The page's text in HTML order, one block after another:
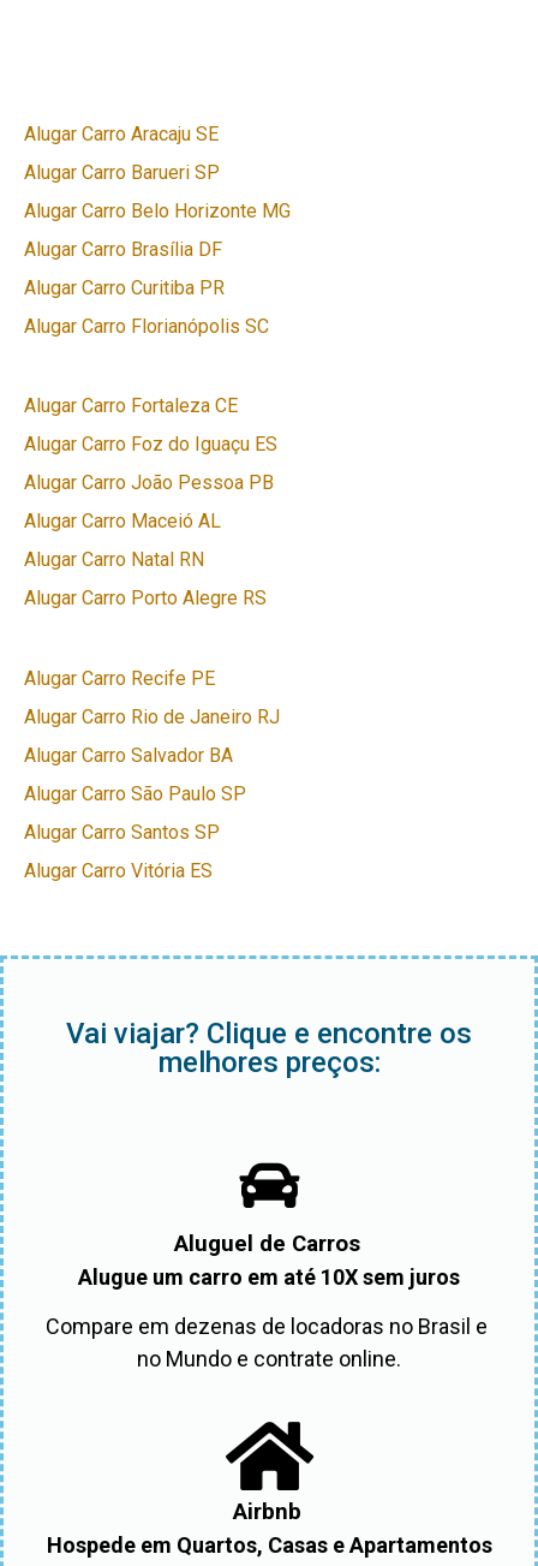
Alugar Carro Aracaju SE
Alugar Carro Barueri SP
Alugar Carro Belo Horizonte MG
Alugar Carro Brasília DF
Alugar Carro Curitiba PR
Alugar Carro Florianópolis SC
Alugar Carro Fortaleza CE
Alugar Carro Foz do Iguaçu ES
Alugar Carro João Pessoa PB
Alugar Carro Maceió AL
Alugar Carro Natal RN
Alugar Carro Porto Alegre RS
Alugar Carro Recife PE
Alugar Carro Rio de Janeiro RJ
Alugar Carro Salvador BA
Alugar Carro São Paulo SP
Alugar Carro Santos SP
Alugar Carro Vitória ES
Vai viajar? Clique e encontre os
melhores preços:
Aluguel de Carros
Alugue um carro em até 10X sem juros
Compare em dezenas de locadoras no Brasil e
no Mundo e contrate online.
Airbnb
Hospede em Quartos, Casas e Apartamentos